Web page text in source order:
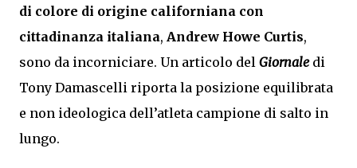
di colore di origine californiana con
cittadinanza italiana, Andrew Howe Curtis,
sono da incorniciare. Un articolo del Giornale di
Tony Damascelli riporta la posizione equilibrata
e non ideologica dell’atleta campione di salto in
lungo.